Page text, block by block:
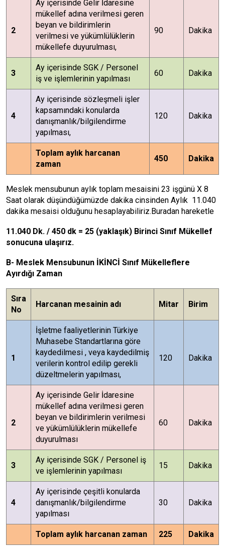
2
Ay içerisinde Gelir İdaresine
mükellef adına verilmesi geren
beyan ve bildirimlerin
verilmesi ve yükümlülüklerin
mükellefe duyurulması,
90 Dakika
3
Ay içerisinde SGK / Personel
iş ve işlemlerinin yapılması
60 Dakika
4
Ay içerisinde sözleşmeli işler
kapsamındaki konularda
danışmanlık/bilgilendirme
yapılması,
120 Dakika
Toplam aylık harcanan
zaman
450 Dakika
Meslek mensubunun aylık toplam mesaisini 23 işgünü X 8
Saat olarak düşündüğümüzde dakika cinsinden Aylık 11.040
dakika mesaisi olduğunu hesaplayabiliriz.Buradan hareketle
11.040 Dk. / 450 dk = 25 (yaklaşık) Birinci Sınıf Mükellef
sonucuna ulaşırız.
B- Meslek Mensubunun İKİNCİ Sınıf Mükelleflere
Ayırdığı Zaman
Sıra
No
Harcanan mesainin adı Mitar Birim
1
İşletme faaliyetlerinin Türkiye
Muhasebe Standartlarına göre
kaydedilmesi , veya kaydedilmiş
verilerin kontrol edilip gerekli
düzeltmelerin yapılması,
120 Dakika
2
Ay içerisinde Gelir İdaresine
mükellef adına verilmesi geren
beyan ve bildirimlerin verilmesi
ve yükümlülüklerin mükellefe
duyurulması
60 Dakika
3
Ay içerisinde SGK / Personel iş
ve işlemlerinin yapılması
15 Dakika
4
Ay içerisinde çeşitli konularda
danışmanlık/bilgilendirme
yapılması
30 Dakika
Toplam aylık harcanan zaman 225 Dakika